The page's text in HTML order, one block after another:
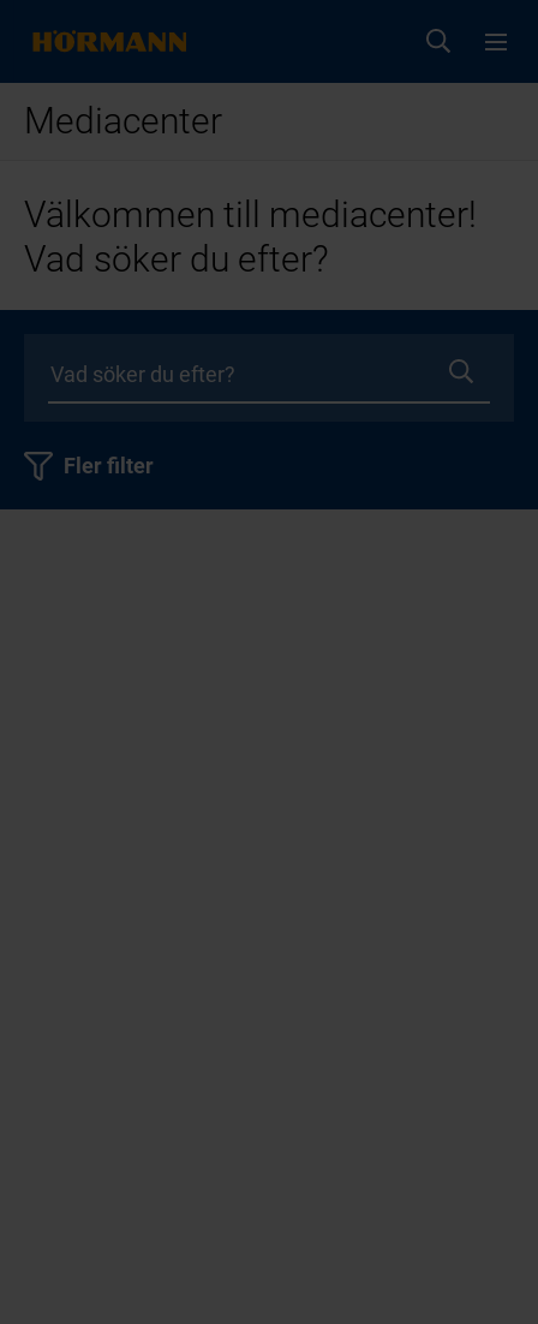
Mediacenter
Välkommen till mediacenter!
Vad söker du efter?
Fler filter